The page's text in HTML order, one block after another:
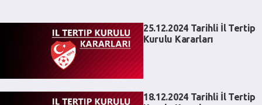
25.12.2024 Tarihli İl Tertip
Kurulu Kararları
18.12.2024 Tarihli İl Tertip